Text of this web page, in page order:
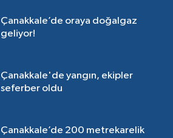
Çanakkale’de oraya doğalgaz
geliyor!
Çanakkale'de yangın, ekipler
seferber oldu
Çanakkale’de 200 metrekarelik